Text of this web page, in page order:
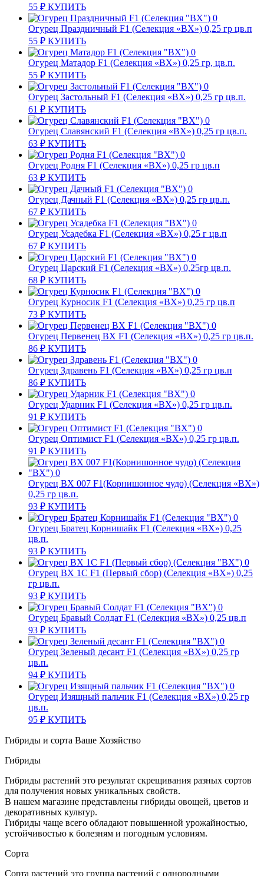
55 ₽ КУПИТЬ
Огурец Праздничный F1 (Селекция «ВХ») 0,25 гр цв.п
55 ₽ КУПИТЬ
Огурец Матадор F1 (Селекция «ВХ») 0,25 гр, цв.п.
55 ₽ КУПИТЬ
Огурец Застольный F1 (Селекция «ВХ») 0,25 гр цв.п.
61 ₽ КУПИТЬ
Огурец Славянский F1 (Селекция «ВХ») 0,25 гр цв.п.
63 ₽ КУПИТЬ
Огурец Родня F1 (Селекция «ВХ») 0,25 гр цв.п
63 ₽ КУПИТЬ
Огурец Дачный F1 (Селекция «ВХ») 0,25 гр цв.п.
67 ₽ КУПИТЬ
Огурец Усадебка F1 (Селекция «ВХ») 0,25 г цв.п
67 ₽ КУПИТЬ
Огурец Царский F1 (Селекция «ВХ») 0,25гр цв.п.
68 ₽ КУПИТЬ
Огурец Курносик F1 (Селекция «ВХ») 0,25 гр цв.п
73 ₽ КУПИТЬ
Огурец Первенец ВХ F1 (Селекция «ВХ») 0,25 гр цв.п.
86 ₽ КУПИТЬ
Огурец Здравень F1 (Селекция «ВХ») 0,25 гр цв.п
86 ₽ КУПИТЬ
Огурец Ударник F1 (Селекция «ВХ») 0,25 гр цв.п.
91 ₽ КУПИТЬ
Огурец Оптимист F1 (Селекция «ВХ») 0,25 гр цв.п.
91 ₽ КУПИТЬ
Огурец ВХ 007 F1(Корнишонное чудо) (Селекция «ВХ»)
0,25 гр цв.п.
93 ₽ КУПИТЬ
Огурец Братец Корнишайк F1 (Селекция «ВХ») 0,25
цв.п.
93 ₽ КУПИТЬ
Огурец ВХ 1С F1 (Первый сбор) (Селекция «ВХ») 0,25
гр цв.п.
93 ₽ КУПИТЬ
Огурец Бравый Солдат F1 (Селекция «ВХ») 0,25 цв.п
93 ₽ КУПИТЬ
Огурец Зеленый десант F1 (Селекция «ВХ») 0,25 гр
цв.п.
94 ₽ КУПИТЬ
Огурец Изящный пальчик F1 (Селекция «ВХ») 0,25 гр
цв.п.
95 ₽ КУПИТЬ
Гибриды и сорта Ваше Хозяйство
Гибриды
Гибриды растений это результат скрещивания разных сортов
для получения новых уникальных свойств.
В нашем магазине представлены гибриды овощей, цветов и
декоративных культур.
Гибриды чаще всего обладают повышенной урожайностью,
устойчивостью к болезням и погодным условиям.
Сорта
Сорта растений это группа растений с однородными